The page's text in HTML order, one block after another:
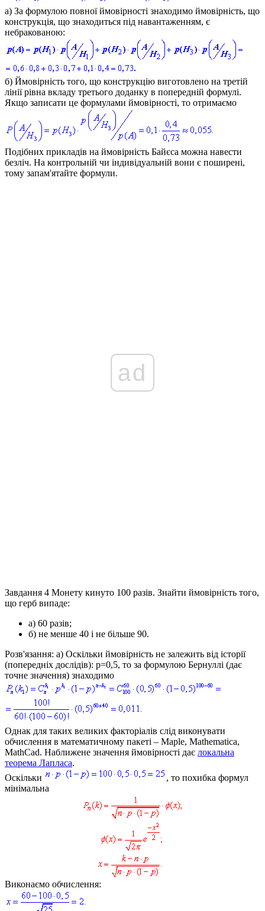
а) За формулою повної ймовірності знаходимо ймовірність, що
конструкція, що знаходиться під навантаженням, є
небракованою:
б) Ймовірність того, що конструкцію виготовлено на третій
лінії рівна вкладу третього доданку в попередній формулі.
Якщо записати це формулами ймовірності, то отримаємо
Подібних прикладів на ймовірність Байєса можна навести
безліч. На контрольній чи індивідуальній вони є поширені,
тому запам'ятайте формули.
ad
Завдання 4 Монету кинуто 100 разів. Знайти ймовірність того,
що герб випаде:
а) 60 разів;
б) не менше 40 і не більше 90.
Розв'язання: а) Оскільки ймовірність не залежить від історії
(попередніх дослідів): p=0,5, то за формулою Бернуллі (дає
точне значення) знаходимо
Однак для таких великих факторіалів слід виконувати
обчислення в математичному пакеті – Maple, Mathematica,
MathCad. Наближене значення ймовірності дає локальна
теорема Лапласа.
Оскільки
, то похибка формул
мінімальна
Виконаємо обчислення: